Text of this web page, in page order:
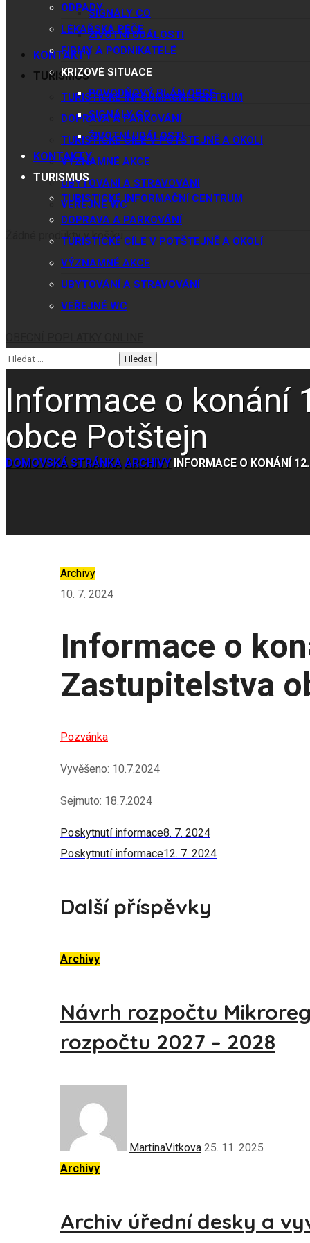
SIGNÁLY CO
ŽIVOTNÍ UDÁLOSTI
KONTAKTY
TURISMUS
TURISTICKÉ INFORMAČNÍ CENTRUM
DOPRAVA A PARKOVÁNÍ
TURISTICKÉ CÍLE V POTŠTEJNĚ A OKOLÍ
VÝZNAMNÉ AKCE
UBYTOVÁNÍ A STRAVOVÁNÍ
VEŘEJNÉ WC
Žádné produkty v košíku.
ODPADY
LÉKAŘSKÁ PÉČE
FIRMY A PODNIKATELÉ
KRIZOVÉ SITUACE
POVODŇOVÝ PLÁN OBCE
SIGNÁLY CO
ŽIVOTNÍ UDÁLOSTI
KONTAKTY
TURISMUS
TURISTICKÉ INFORMAČNÍ CENTRUM
DOPRAVA A PARKOVÁNÍ
TURISTICKÉ CÍLE V POTŠTEJNĚ A OKOLÍ
VÝZNAMNÉ AKCE
UBYTOVÁNÍ A STRAVOVÁNÍ
VEŘEJNÉ WC
Informace o konání
obce Potštejn
DOMOVSKÁ STRÁNKA ARCHIVY INFORMACE O KONÁNÍ
Archivy
10. 7. 2024
Informace o
Zastupitelstva
Pozvánka
Vyvěšeno: 10.7.2024
Sejmuto: 18.7.2024
Poskytnutí informace8. 7. 2024
Poskytnutí informace12. 7. 2024
Další příspěvky
Archivy
Návrh rozpočtu
rozpočtu 2027 – 2028
MartinaVitkova 25. 11. 2025
Archivy
Archiv úřední desky a